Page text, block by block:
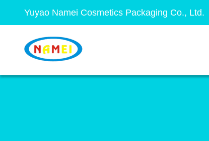
Yuyao Namei Cosmetics Packaging Co., Ltd.